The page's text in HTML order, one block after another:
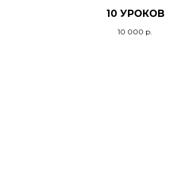
10 УРОКОВ
10 000 р.